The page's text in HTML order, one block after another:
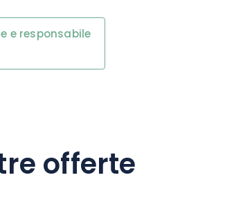
e responsabile
offerte